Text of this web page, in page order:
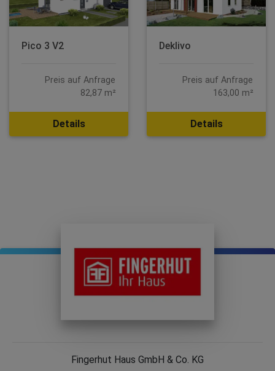
Pico 3 V2
Preis auf Anfrage
82,87 m²
Details
Deklivo
Preis auf Anfrage
163,00 m²
Details
Fingerhut Haus GmbH & Co. KG